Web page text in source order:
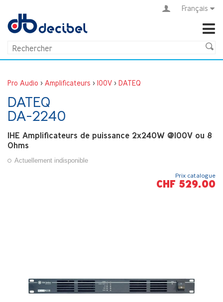
Français
Pro Audio > Amplificateurs > 100V > DATEQ
DATEQ
DA-2240
1HE Amplificateurs de puissance 2x240W @100V ou 8
Ohms
Actuellement indisponible
Prix catalogue
CHF 529.00